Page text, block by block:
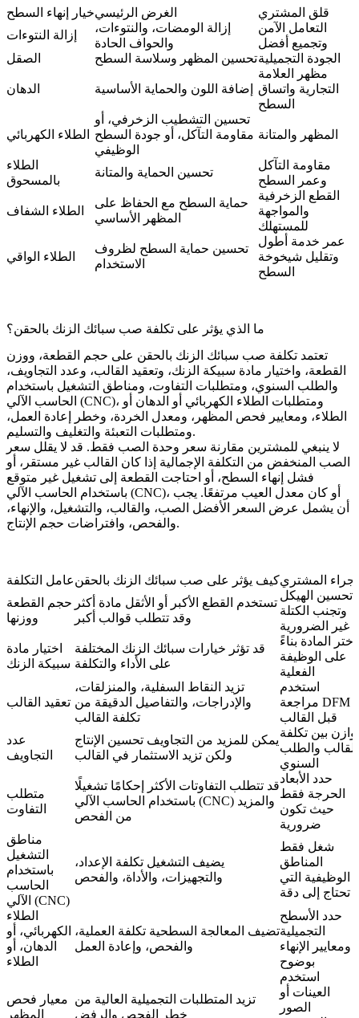
خيار إنهاء السطحالغرض الرئيسي
قلق المشتري
إزالة النتوءات
إزالة الومضات، والنتوءات،
والحواف الحادة
التعامل الآمن
وتجميع أفضل
الصقل
تحسين المظهر وسلاسة السطحالجودة التجميلية
الدهان إضافة اللون والحماية الأساسية
مظهر العلامة
التجارية واتساق
السطح
الطلاء الكهربائي
تحسين التشطيب الزخرفي، أو
مقاومة التآكل، أو جودة السطح
الوظيفي
المظهر والمتانة
الطلاء
بالمسحوق
تحسين الحماية والمتانة
مقاومة التآكل
وعمر السطح
الطلاء الشفاف
حماية السطح مع الحفاظ على
المظهر الأساسي
القطع الزخرفية
والمواجهة
للمستهلك
الطلاء الواقي
تحسين حماية السطح لظروف
الاستخدام
عمر خدمة أطول
وتقليل شيخوخة
السطح
ما الذي يؤثر على تكلفة صب سبائك الزنك بالحقن؟
تعتمد تكلفة صب سبائك الزنك بالحقن على حجم القطعة، ووزن
القطعة، واختيار مادة سبيكة الزنك، وتعقيد القالب، وعدد التجاويف،
والطلب السنوي، ومتطلبات التفاوت، ومناطق التشغيل باستخدام
الحاسب الآلي (CNC)، ومتطلبات الطلاء الكهربائي أو الدهان أو
الطلاء، ومعايير فحص المظهر، ومعدل الخردة، وخطر إعادة العمل،
ومتطلبات التعبئة والتغليف والتسليم.
لا ينبغي للمشترين مقارنة سعر وحدة الصب فقط. قد لا يقلل سعر
الصب المنخفض من التكلفة الإجمالية إذا كان القالب غير مستقر، أو
فشل إنهاء السطح، أو احتاجت القطعة إلى تشغيل غير متوقع
باستخدام الحاسب الآلي (CNC)، أو كان معدل العيب مرتفعًا. يجب
أن يشمل عرض السعر الأفضل الصب، والقالب، والتشغيل، والإنهاء،
والفحص، وافتراضات حجم الإنتاج.
عامل التكلفةكيف يؤثر على صب سبائك الزنك بالحقنإجراء المشتري
حجم القطعة
ووزنها
تستخدم القطع الأكبر أو الأثقل مادة أكثر
وقد تتطلب قوالب أكبر
تحسين الهيكل
وتجنب الكتلة
غير الضرورية
اختيار مادة
سبيكة الزنك
قد تؤثر خيارات سبائك الزنك المختلفة
على الأداء والتكلفة
اختر المادة بناءً
على الوظيفة
الفعلية
تعقيد القالب
تزيد النقاط السفلية، والمنزلقات،
والإدراجات، والتفاصيل الدقيقة من
تكلفة القالب
استخدم
مراجعة DFM
قبل القالب
عدد
التجاويف
يمكن للمزيد من التجاويف تحسين الإنتاج
ولكن تزيد الاستثمار في القالب
وازن بين تكلفة
القالب والطلب
السنوي
متطلب
التفاوت
قد تتطلب التفاوتات الأكثر إحكامًا تشغيلًا
باستخدام الحاسب الآلي (CNC) والمزيد
من الفحص
حدد الأبعاد
الحرجة فقط
حيث تكون
ضرورية
مناطق
التشغيل
باستخدام
الحاسب
الآلي (CNC)
يضيف التشغيل تكلفة الإعداد،
والتجهيزات، والأداة، والفحص
شغل فقط
المناطق
الوظيفية التي
تحتاج إلى دقة
الطلاء
الكهربائي، أو
الدهان، أو
الطلاء
تضيف المعالجة السطحية تكلفة العملية،
والفحص، وإعادة العمل
حدد الأسطح
التجميلية
ومعايير الإنهاء
بوضوح
معيار فحص
المظهر
تزيد المتطلبات التجميلية العالية من
خطر الفحص والرفض
استخدم
العينات أو
الصور